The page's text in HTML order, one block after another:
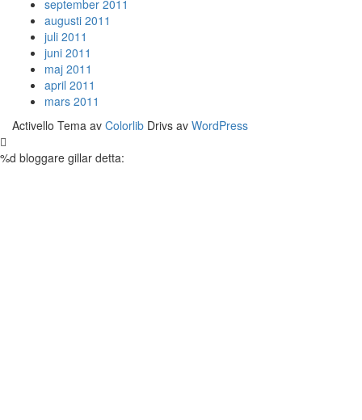
september 2011
augusti 2011
juli 2011
juni 2011
maj 2011
april 2011
mars 2011
Activello Tema av Colorlib Drivs av WordPress
%d bloggare gillar detta: